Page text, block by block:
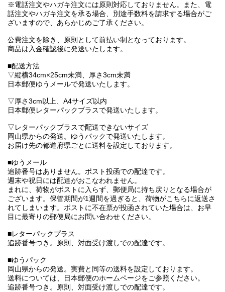
※電話注文やハガキ注文には原則対応しておりません。また、電
話注文やハガキ注文を承る場合、別途手数料を請求する場合がご
ざいますので、あらかじめご了承ください。
公費注文を除き、原則として前払い制となっております。
商品は入金確認後に発送いたします。
■配送方法
▽縦横34cm×25cm未満、厚さ3cm未満
日本郵便ゆうメールで発送いたします。
▽厚さ3cm以上、A4サイズ以内
日本郵便レターパックプラスで発送いたします。
▽レターパックプラスで配送できないサイズ
岡山県からの発送。ゆうパックで発送いたします。
お届け先の都道府県ごとに送料を設定しております。
■ゆうメール
追跡番号はありません。ポスト投函での配達です。
週末や祝日には配達がおこなわれません。
まれに、荷物がポストに入らず、郵便局に持ち戻りとなる場合が
ございます。保管期間が1週間を過ぎると、荷物がこちらに返送さ
れてしまいます。ポストに不在票が投函されていた場合は、お早
目に最寄りの郵便局にお問い合わせください。
■レターパックプラス
追跡番号つき。原則、対面受け渡しでの配達です。
■ゆうパック
岡山県からの発送。実費と同等の送料を設定しております。
送料については、日本郵便のホームページをご参照ください。
追跡番号つき。原則、対面受け渡しでの配達です。